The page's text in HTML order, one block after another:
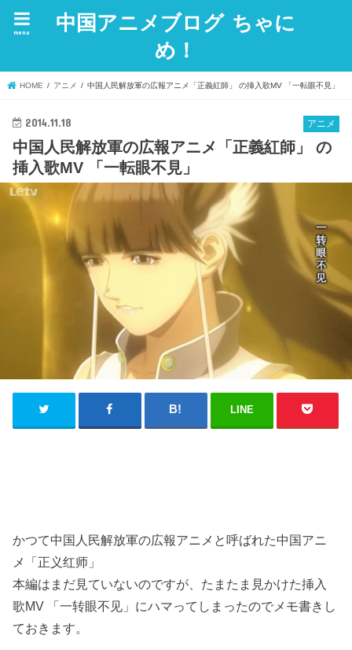
中国アニメブログ ちゃに
め！
menu
HOME アニメ 中国人民解放軍の広報アニメ「正義紅師」 の挿入歌MV 「一転眼不見」
アニメ
2014.11.18
中国人民解放軍の広報アニメ「正義紅師」 の
挿入歌MV 「一転眼不見」
LINE
かつて中国人民解放軍の広報アニメと呼ばれた中国アニ
メ「正义红师」
本編はまだ見ていないのですが、たまたま見かけた挿入
歌MV 「一转眼不见」にハマってしまったのでメモ書きし
ておきます。